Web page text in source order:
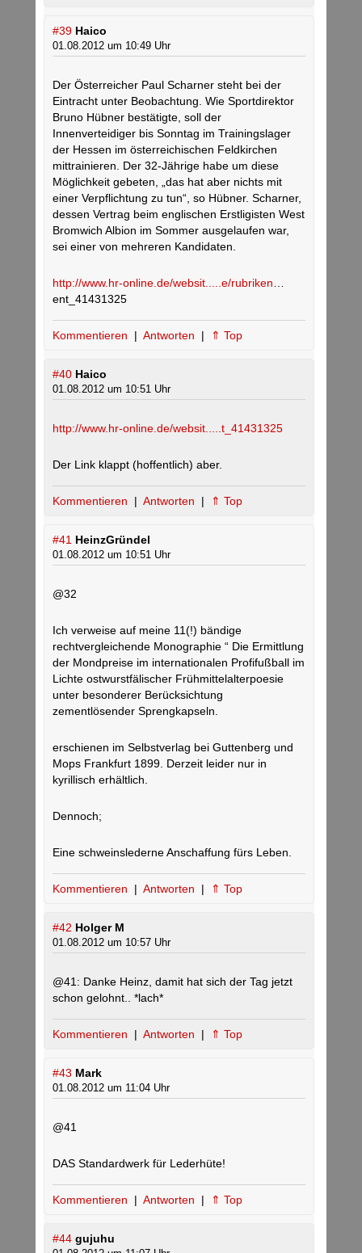
#39 Haico
01.08.2012 um 10:49 Uhr
Der Österreicher Paul Scharner steht bei der
Eintracht unter Beobachtung. Wie Sportdirektor
Bruno Hübner bestätigte, soll der
Innenverteidiger bis Sonntag im Trainingslager
der Hessen im österreichischen Feldkirchen
mittrainieren. Der 32-Jährige habe um diese
Möglichkeit gebeten, „das hat aber nichts mit
einer Verpflichtung zu tun“, so Hübner. Scharner,
dessen Vertrag beim englischen Erstligisten West
Bromwich Albion im Sommer ausgelaufen war,
sei einer von mehreren Kandidaten.
http://www.hr-online.de/websit.....e/rubriken
ent_41431325
Kommentieren | Antworten | ⇑ Top
#40 Haico
01.08.2012 um 10:51 Uhr
http://www.hr-online.de/websit.....t_41431325
Der Link klappt (hoffentlich) aber.
Kommentieren | Antworten | ⇑ Top
#41 HeinzGründel
01.08.2012 um 10:51 Uhr
@32
Ich verweise auf meine 11(!) bändige
rechtvergleichende Monographie “ Die Ermittlung
der Mondpreise im internationalen Profifußball im
Lichte ostwurstfälischer Frühmittelalterpoesie
unter besonderer Berücksichtung
zementlösender Sprengkapseln.
erschienen im Selbstverlag bei Guttenberg und
Mops Frankfurt 1899. Derzeit leider nur in
kyrillisch erhältlich.
Dennoch;
Eine schweinslederne Anschaffung fürs Leben.
Kommentieren | Antworten | ⇑ Top
#42 Holger M
01.08.2012 um 10:57 Uhr
@41: Danke Heinz, damit hat sich der Tag jetzt
schon gelohnt.. *lach*
Kommentieren | Antworten | ⇑ Top
#43 Mark
01.08.2012 um 11:04 Uhr
@41
DAS Standardwerk für Lederhüte!
Kommentieren | Antworten | ⇑ Top
#44 gujuhu